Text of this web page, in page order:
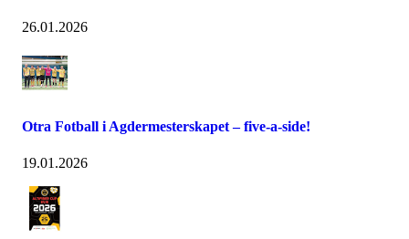
26.01.2026
Otra Fotball i Agdermesterskapet – five-a-side!
19.01.2026